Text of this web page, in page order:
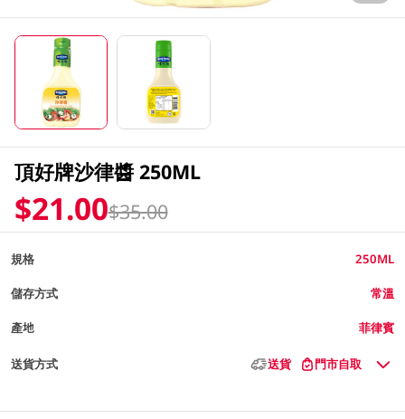
頂好牌沙律醬 250ML
$21.00$35.00
規格 250ML
儲存方式 常溫
產地 菲律賓
送貨方式 送貨 門市自取